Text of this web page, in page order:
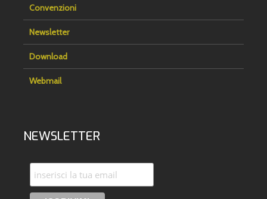
Convenzioni
Newsletter
Download
Webmail
NEWSLETTER